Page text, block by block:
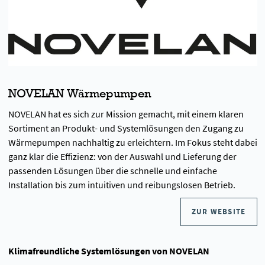
NOVELAN Wärmepumpen
NOVELAN hat es sich zur Mission gemacht, mit einem klaren
Sortiment an Produkt- und Systemlösungen den Zugang zu
Wärmepumpen nachhaltig zu erleichtern. Im Fokus steht dabei
ganz klar die Effizienz: von der Auswahl und Lieferung der
passenden Lösungen über die schnelle und einfache
Installation bis zum intuitiven und reibungslosen Betrieb.
ZUR WEBSITE
Klimafreundliche Systemlösungen von NOVELAN